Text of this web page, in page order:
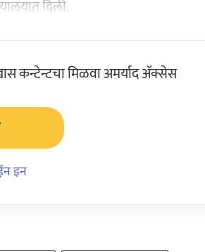
दिली.
कन्टेन्टचा मिळवा अमर्याद ॲक्सेस
इन